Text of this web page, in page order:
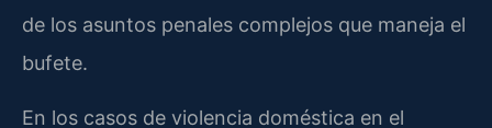
de los asuntos penales complejos que maneja el
bufete.
En los casos de violencia doméstica en el